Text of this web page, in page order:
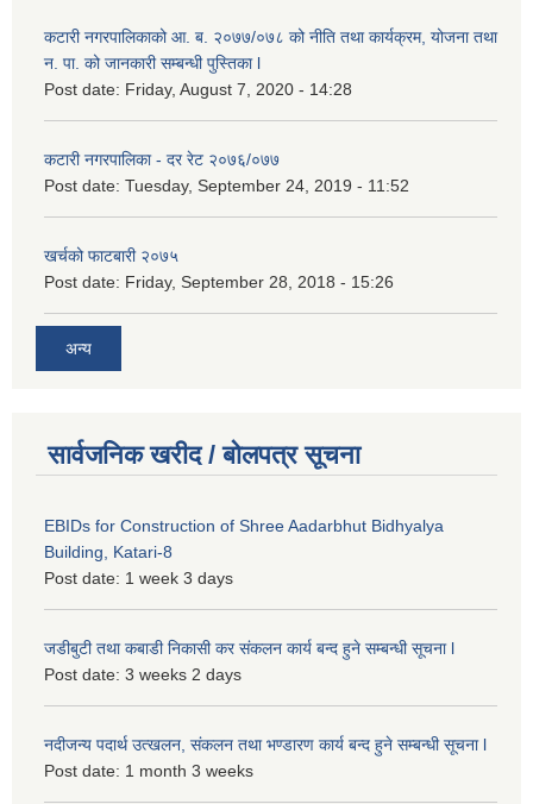
कटारी नगरपालिकाको आ. ब. २०७७/०७८ को नीति तथा कार्यक्रम, योजना तथा
न. पा. को जानकारी सम्बन्धी पुस्तिका l
Post date: Friday, August 7, 2020 - 14:28
कटारी नगरपालिका - दर रेट २०७६/०७७
Post date: Tuesday, September 24, 2019 - 11:52
खर्चको फाटबारी २०७५
Post date: Friday, September 28, 2018 - 15:26
अन्य
सार्वजनिक खरीद / बोलपत्र सूचना
EBIDs for Construction of Shree Aadarbhut Bidhyalya
Building, Katari-8
Post date: 1 week 3 days
जडीबुटी तथा कबाडी निकासी कर संकलन कार्य बन्द हुने सम्बन्धी सूचना l
Post date: 3 weeks 2 days
नदीजन्य पदार्थ उत्खलन, संकलन तथा भण्डारण कार्य बन्द हुने सम्बन्धी सूचना l
Post date: 1 month 3 weeks